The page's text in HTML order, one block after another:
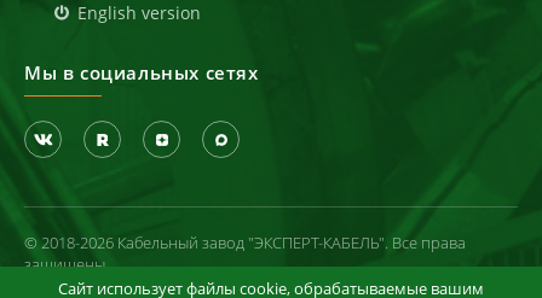
English version
Мы в социальных сетях
© 2018-2026 Кабельный завод "ЭКСПЕРТ-КАБЕЛЬ". Все права
защищены
Сайт использует файлы cookie, обрабатываемые вашим